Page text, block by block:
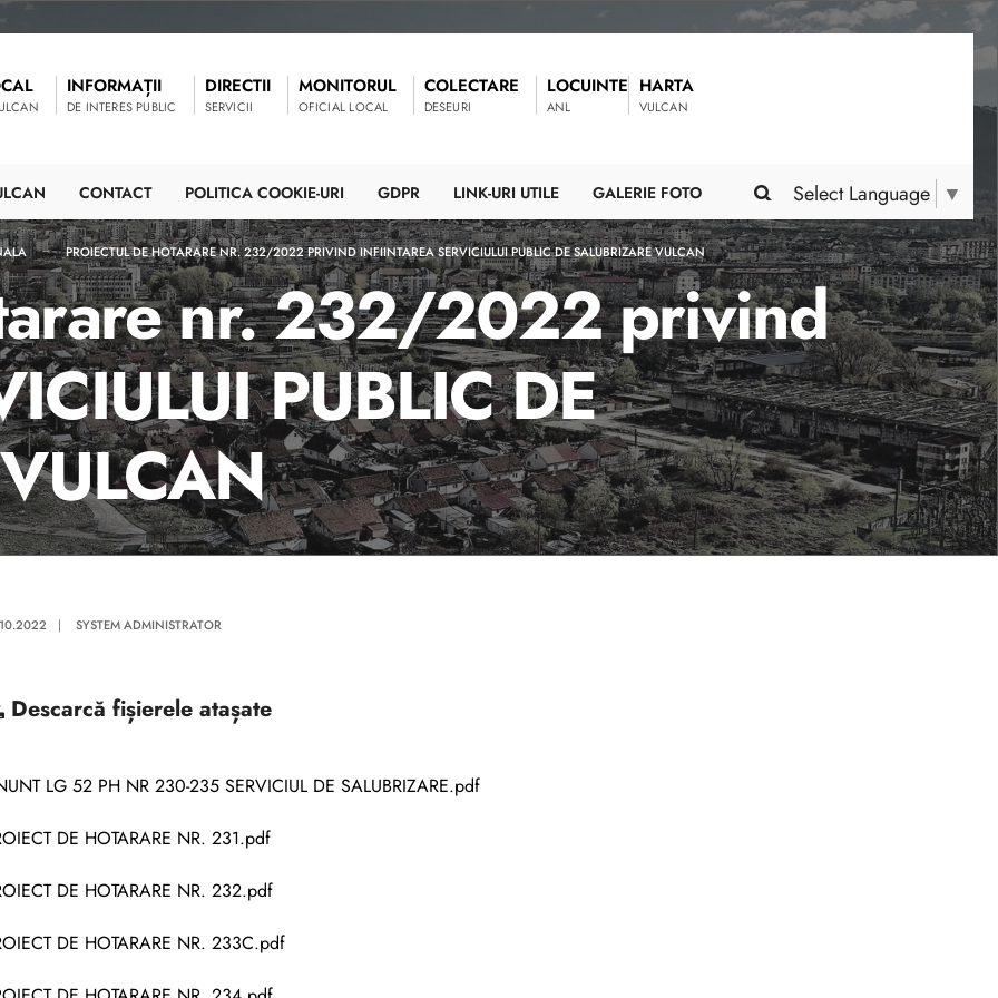
INFORMAȚII
DE INTERES PUBLIC
DIRECTII
SERVICII
MONITORUL
OFICIAL LOCAL
COLECTARE
DESEURI
LOCUINTE
ANL
HARTA
VULCAN
Select Language ▼
CONTACT POLITICA COOKIE-URI GDPR LINK-URI UTILE GALERIE FOTO
PROIECTUL DE HOTARARE NR. 232/2022 PRIVIND INFIINTAREA SERVICIULUI PUBLIC DE SALUBRIZARE VULCAN
nr. 232/2022 privind
PUBLIC DE
| SYSTEM ADMINISTRATOR
Descarcă fișierele atașate
LG 52 PH NR 230-235 SERVICIUL DE SALUBRIZARE.pdf
DE HOTARARE NR. 231.pdf
DE HOTARARE NR. 232.pdf
DE HOTARARE NR. 233C.pdf